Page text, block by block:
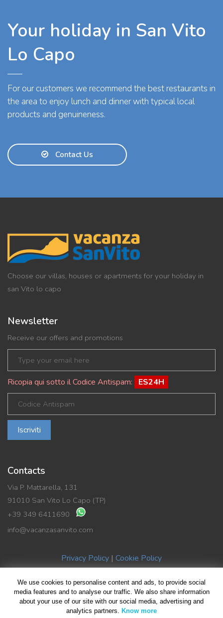
Your holiday in San Vito
Lo Capo
For our customers we recommend the best restaurants in
the area to enjoy lunch and dinner with typical local
products and genuineness.
Contact Us
Choose our villas, houses or apartments for your holiday in
san Vito lo capo
Newsletter
Receive our offers and promotions
Ricopia qui sotto il Codice Antispam: ES24H
Iscriviti
Contacts
Via P. Mattarella, 131
91010 San Vito Lo Capo (TP)
+39 349 6411690
info@vacanzasanvito.com
Privacy Policy | Cookie Policy
© Copyright 2019 Vacanza SanVito di Benedetto La Rocca | P.Iva
02489590816
All rights reserved | Design byGiovanni Giliberti| Foto HomePage
We use cookies to personalise content and ads, to provide social
media features and to analyse our traffic. We also share information
about your use of our site with our social media, advertising and
analytics partners. Know more